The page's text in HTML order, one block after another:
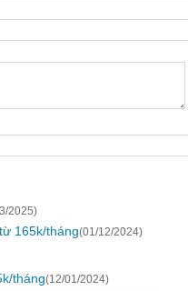
2025)
165k/tháng(01/12/2024)
tháng(12/01/2024)